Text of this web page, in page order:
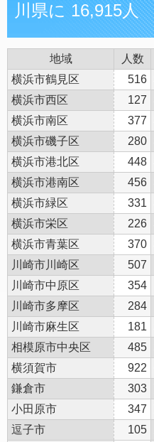
川県に 16,915人
地域 人数
横浜市鶴見区
516
横浜市西区
127
横浜市南区
377
横浜市磯子区
280
横浜市港北区
448
横浜市港南区
456
横浜市緑区
331
横浜市栄区
226
横浜市青葉区
370
川崎市川崎区
507
川崎市中原区
354
川崎市多摩区
284
川崎市麻生区
181
相模原市中央区
485
横須賀市
922
鎌倉市
303
小田原市
347
逗子市
105